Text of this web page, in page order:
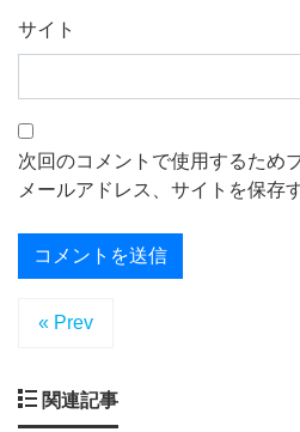
サイト
次回のコメントで使用するため
メールアドレス、サイトを保存
« Prev
関連記事